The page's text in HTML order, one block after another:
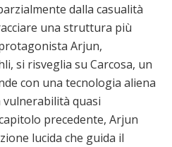
dalla casualità
una struttura più
Arjun,
si risveglia su Carcosa, un
con una tecnologia aliena
vulnerabilità quasi
precedente, Arjun
lucida che guida il